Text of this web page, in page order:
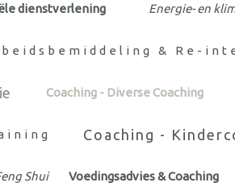
dienstverlening Energie- en
& Re-
Coaching - Diverse Coaching
Coaching -
Shui Voedingsadvies & Coaching